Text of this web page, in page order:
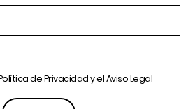
de Privacidady elAviso Legal